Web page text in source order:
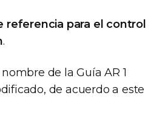
referencia para el control
.
de la Guía AR 1
de acuerdo a este